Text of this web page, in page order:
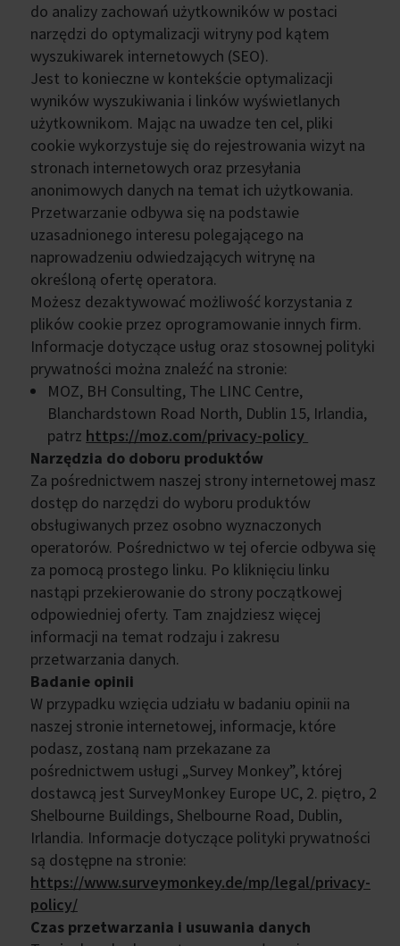
do analizy zachowań użytkowników w postaci
narzędzi do optymalizacji witryny pod kątem
wyszukiwarek internetowych (SEO).
Jest to konieczne w kontekście optymalizacji
wyników wyszukiwania i linków wyświetlanych
użytkownikom. Mając na uwadze ten cel, pliki
cookie wykorzystuje się do rejestrowania wizyt na
stronach internetowych oraz przesyłania
anonimowych danych na temat ich użytkowania.
Przetwarzanie odbywa się na podstawie
uzasadnionego interesu polegającego na
naprowadzeniu odwiedzających witrynę na
określoną ofertę operatora.
Możesz dezaktywować możliwość korzystania z
plików cookie przez oprogramowanie innych firm.
Informacje dotyczące usług oraz stosownej polityki
prywatności można znaleźć na stronie:
MOZ, BH Consulting, The LINC Centre,
Blanchardstown Road North, Dublin 15, Irlandia,
patrz https://moz.com/privacy-policy
Narzędzia do doboru produktów
Za pośrednictwem naszej strony internetowej masz
dostęp do narzędzi do wyboru produktów
obsługiwanych przez osobno wyznaczonych
operatorów. Pośrednictwo w tej ofercie odbywa się
za pomocą prostego linku. Po kliknięciu linku
nastąpi przekierowanie do strony początkowej
odpowiedniej oferty. Tam znajdziesz więcej
informacji na temat rodzaju i zakresu
przetwarzania danych.
Badanie opinii
W przypadku wzięcia udziału w badaniu opinii na
naszej stronie internetowej, informacje, które
podasz, zostaną nam przekazane za
pośrednictwem usługi „Survey Monkey”, której
dostawcą jest SurveyMonkey Europe UC, 2. piętro, 2
Shelbourne Buildings, Shelbourne Road, Dublin,
Irlandia. Informacje dotyczące polityki prywatności
są dostępne na stronie:
https://www.surveymonkey.de/mp/legal/privacy-
policy/
Czas przetwarzania i usuwania danych